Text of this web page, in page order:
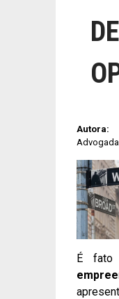
DE
Autora:
Advogada
É fato